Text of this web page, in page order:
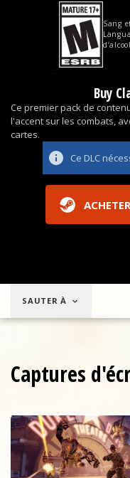
Sang
d’alcool
Buy
Ce premier pack de
l'accent sur les combats,
cartes.
Ce DLC
SAUTER À
Captures